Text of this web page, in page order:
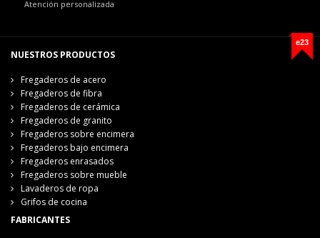
Atención personalizada
e23
NUESTROS PRODUCTOS
Fregaderos de acero
Fregaderos de fibra
Fregaderos de cerámica
Fregaderos de granito
Fregaderos sobre encimera
Fregaderos bajo encimera
Fregaderos enrasados
Fregaderos sobre mueble
Lavaderos de ropa
Grifos de cocina
FABRICANTES